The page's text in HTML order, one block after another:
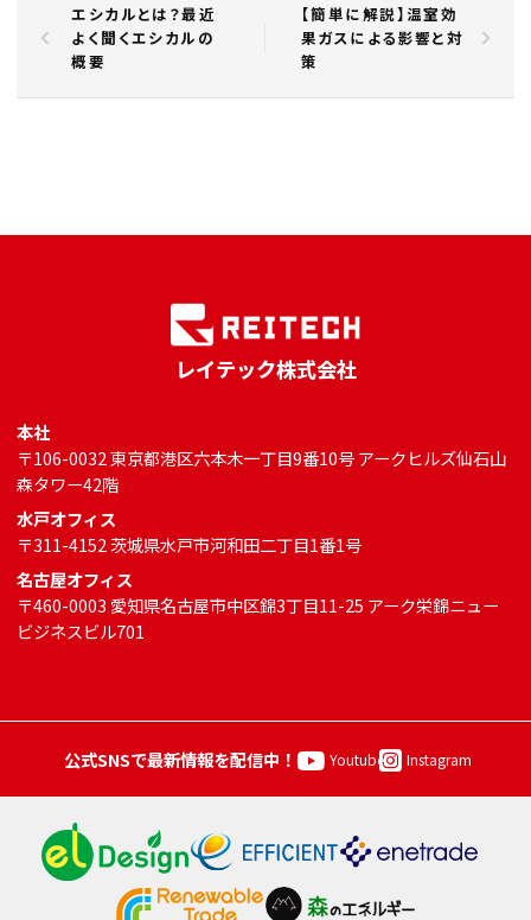
エシカルとは？最近
よく聞くエシカルの
概要
【簡単に解説】温室効
果ガスによる影響と対
策
レイテック株式会社
本社
〒106-0032 東京都港区六本木一丁目9番10号 アークヒルズ仙石山
森タワー42階
水戸オフィス
〒311-4152 茨城県水戸市河和田二丁目1番1号
名古屋オフィス
〒460-0003 愛知県名古屋市中区錦3丁目11-25 アーク栄錦ニュー
ビジネスビル701
公式SNSで最新情報を配信中！ Youtube Instagram